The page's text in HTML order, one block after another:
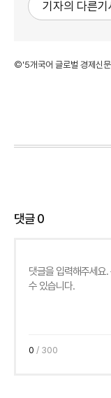
기자의 다른기
©'5개국어 글로벌 경제신문
댓글0
0 / 300